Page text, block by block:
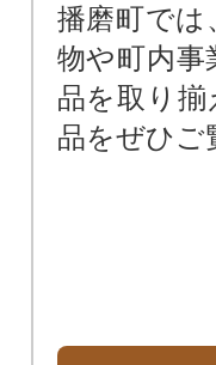
播磨町で
物や町内
品を取り
品をぜひご